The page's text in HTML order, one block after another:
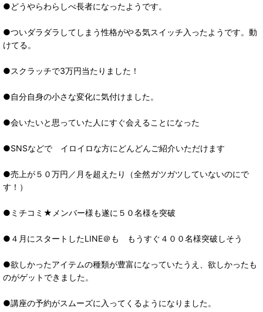
●どうやらわらしべ長者になったようです。
●ついダラダラしてしまう性格がやる気スイッチ入ったようです。動
けてる。
●スクラッチで3万円当たりました！
●自分自身の小さな変化に気付けました。
●会いたいと思っていた人にすぐ会えることになった
●SNSなどで イロイロな方にどんどんご紹介いただけます
●売上が５０万円／月を超えたり（全然ガツガツしていないのにで
す！）
●ミチコミ★メンバー様も遂に５０名様を突破
●４月にスタートしたLINE＠も もうすぐ４００名様突破しそう
●欲しかったアイテムの種類が豊富になっていたうえ、欲しかったも
のがゲットできました。
●講座の予約がスムーズに入ってくるようになりました。